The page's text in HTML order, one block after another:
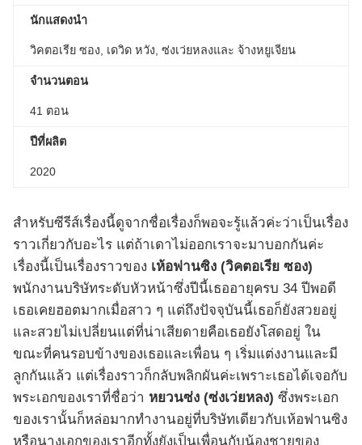
นักแสดงนำ
วิคตอเรีย ซอง, เดวิด หวัง, ซ่งเว่ยหลงและ จ้างหยูเจียน
จำนวนตอน
41 ตอน
ปีที่ผลิต
2020
สำหรับซีรีส์เรื่องนี้ดูจากชื่อเรื่องก็พอจะรู้แล้วค่ะว่าเป็นเรื่อง
ราวเกี่ยวกับอะไร แต่ถ้าเดาไม่ออกเราจะมาบอกกันค่ะ
เรื่องนี้เป็นเรื่องราวของ เห้อฟานซิง (วิคตอเรีย ซอง)
พนักงานบริษัทระดับหัวหน้าซึ่งปีนี้เธออายุครบ 34 ปีพอดี
เธอเคยฮอตมากเมื่อสาว ๆ แต่ถึงปัจจุบันนี้เธอก็ยังสวยอยู่
และสวยไม่เปลี่ยนแต่ที่น่าเสียดายคือเธอยังโสดอยู่ ใน
ขณะที่คนรอบข้างของเธอและเพื่อน ๆ เริ่มแต่งงานและมี
ลูกกันแล้ว แต่เรื่องราวก็กลับพลิกผันค่ะเพราะเธอได้เจอกับ
พระเอกของเราที่ชื่อว่า หยวนซ่ง (ซ่งเว่ยหลง) ซึ่งพระเอก
ของเรานั้นก็หล่อมากทำงานอยู่ที่บริษัทเดียวกับเห้อฟานซิง
หรือนางเอกของเราอีกทั้งยังเป็นเพื่อนกับน้องชายของ